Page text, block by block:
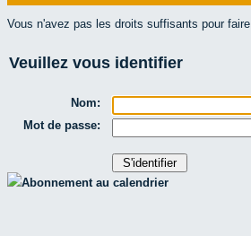
Vous n'avez pas les droits suffisants pour
Veuillez vous identifier
Nom:
Mot de passe:
Abonnement au calendrier